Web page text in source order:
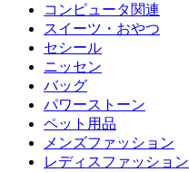
コンピュータ関連
スイーツ・おやつ
セシール
ニッセン
バッグ
パワーストーン
ペット用品
メンズファッション
レディスファッション